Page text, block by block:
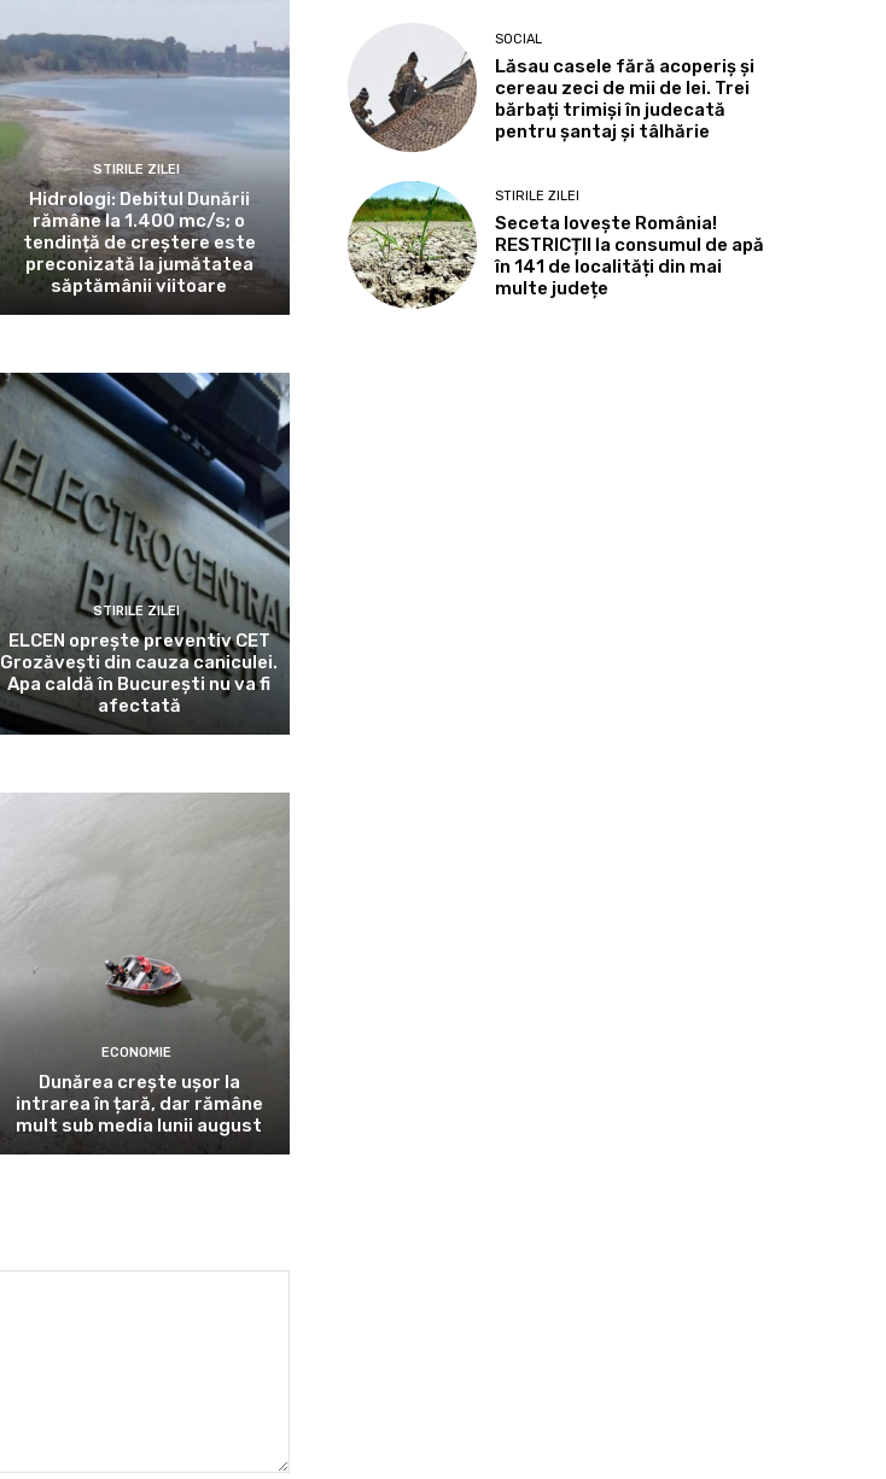
STIRILE ZILEI
Hidrologi: Debitul Dunării
rămâne la 1.400 mc/s; o
tendință de creștere este
preconizată la jumătatea
săptămânii viitoare
STIRILE ZILEI
ELCEN oprește preventiv CET
Grozăvești din cauza caniculei.
Apa caldă în București nu va fi
afectată
ECONOMIE
Dunărea crește ușor la
intrarea în țară, dar rămâne
mult sub media lunii august
SOCIAL
Lăsau casele fără acoperiș și
cereau zeci de mii de lei. Trei
bărbați trimiși în judecată
pentru șantaj și tâlhărie
STIRILE ZILEI
Seceta lovește România!
RESTRICȚII la consumul de apă
în 141 de localități din mai
multe județe